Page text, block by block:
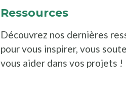
Ressources
plus)
Découvrez nos dernières
pour vous inspirer, vous
vous aider dans vos projets !